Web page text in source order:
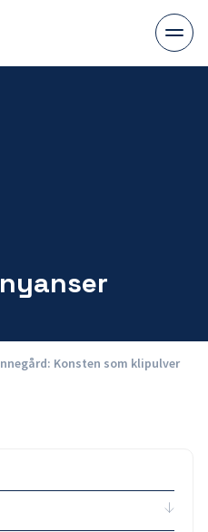
Växla
meny
Konsten som klipulver